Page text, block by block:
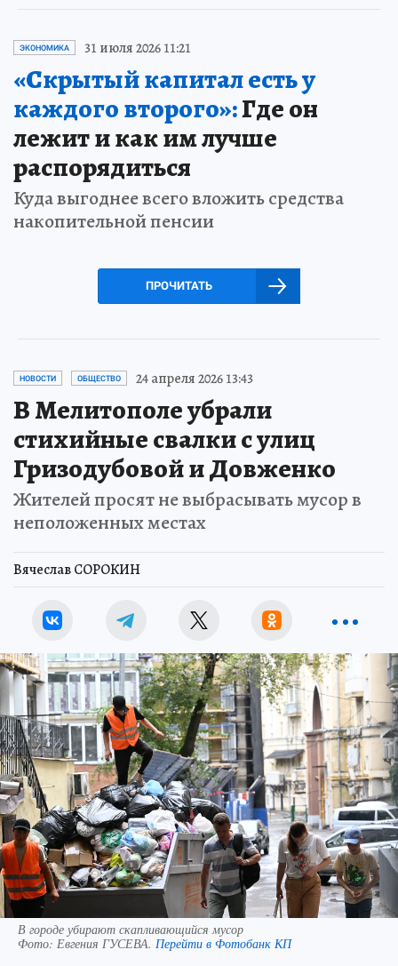
ЭКОНОМИКА 31 июля 2026 11:21
«Скрытый капитал есть у
каждого второго»:Где он
лежит и как им лучше
распорядиться
Куда выгоднее всего вложить средства
накопительной пенсии
ПРОЧИТАТЬ
НОВОСТИ ОБЩЕСТВО 24 апреля 2026 13:43
В Мелитополе убрали
стихийные свалки с улиц
Гризодубовой и Довженко
Жителей просят не выбрасывать мусор в
неположенных местах
Вячеслав СОРОКИН
В городе убирают скапливающийся мусор
Фото: Евгения ГУСЕВА. Перейти в Фотобанк КП